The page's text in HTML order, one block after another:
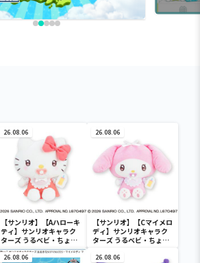
26.08.06
【サンリオ】【Aハローキ
ティ】サンリオキャラク
ターズ うるベビ・ちょい
デカドール
26.08.06
【サンリオ】【Cマイメロ
ディ】サンリオキャラク
ターズ うるベビ・ちょい
26.08.06 26.08.06